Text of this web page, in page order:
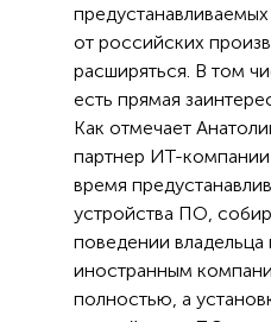
от российских
расширяться. В том
есть прямая
Как отмечает
партнер ИТ-
время
устройства ПО,
поведении владельца
иностранным
полностью, а